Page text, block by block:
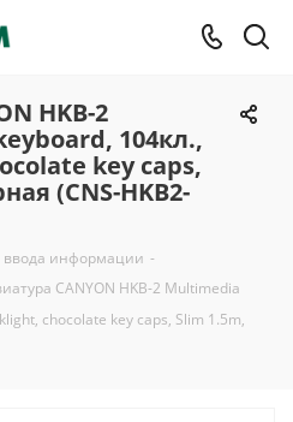
HKB-2
104кл.,
key caps,
(CNS-HKB2-
ввода информации -
CANYON HKB-2 Multimedia
chocolate key caps, Slim 1.5m,